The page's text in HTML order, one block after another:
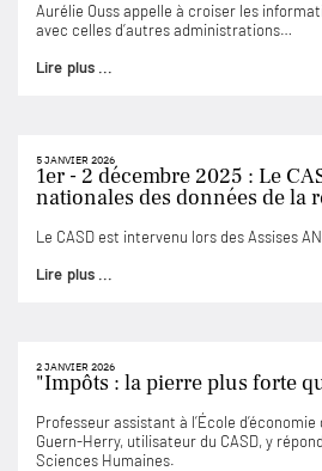
Aurélie Ouss appelle à croiser les
avec celles d’autres administrations…
Lire plus ...
5 JANVIER 2026
1er - 2 décembre 2025 : Le
nationales des données de la
Le CASD est intervenu lors des Assises
Lire plus ...
2 JANVIER 2026
"Impôts : la pierre plus forte
Professeur assistant à l’École d’économie
Guern-Herry, utilisateur du CASD, y
Sciences Humaines.